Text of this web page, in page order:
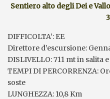
Sentiero alto degli Dei e
DIFFICOLTA’: EE
Direttore d’escursione:
DISLIVELLO: 711 mt in salita
TEMPI DI PERCORRENZA:
soste
LUNGHEZZA: 10,8 Km